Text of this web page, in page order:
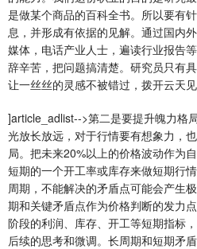
是做某个商品的百科全书。所以要有
息，并形成有依据的见解。通过国内
媒体，电话产业人士，遍读行业报告
辞辛苦，把问题搞清楚。研究员只有
让一丝丝的灵感不被错过，拨开云天
]article_adlist-->第二是要提升魄力格
光放长放远，对于行情要有想象力，
局。把未来20%以上的价格波动作为
短期的一个开工率或库存来做短期行
周期，不能解决的矛盾点可能会产生
期和关键矛盾点作为价格判断的发力
阶段的利润、库存、开工等短期指标
后续的思考和微调。长周期和短期矛